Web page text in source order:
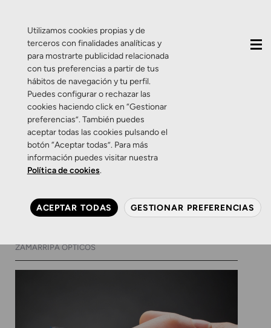
Etiqueta:cornea
Ortoqueratología Salud Visual Zamarripa
Lentillas de Orto-K: sueña
contra la miopía
ZAMARRIPA ÓPTICOS
Utilizamos cookies propias y de
terceros con finalidades analíticas y
para mostrarte publicidad relacionada
con tus preferencias a partir de tus
hábitos de navegación y tu perfil.
Puedes configurar o rechazar las
cookies haciendo click en “Gestionar
preferencias”. También puedes
aceptar todas las cookies pulsando el
botón “Aceptar todas”. Para más
información puedes visitar nuestra
Política de cookies.
ACEPTAR TODAS GESTIONAR PREFERENCIAS